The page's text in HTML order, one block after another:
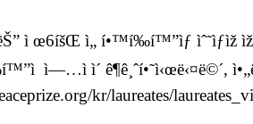
ì œ6íšŒ ì„ í•™í‰í™”ìƒ ìˆ˜ìƒìž
 ì—…ì ì´ ê¶ê¸ˆí•˜ì‹œë‹¤ë©´,
kr/laureates/